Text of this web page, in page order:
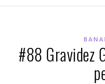
#88 Gravidez